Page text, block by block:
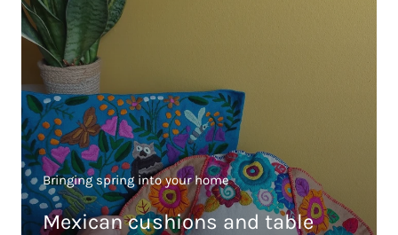
Bringing spring into your home
Mexican cushions and table